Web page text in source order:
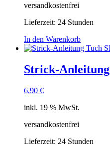
versandkostenfrei
Lieferzeit: 24 Stunden
In den Warenkorb
Strick-
6,90 €
inkl. 19 % MwSt.
versandkostenfrei
Lieferzeit: 24 Stunden